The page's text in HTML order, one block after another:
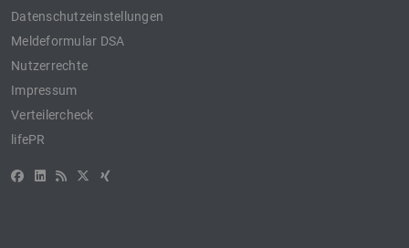
Datenschutzeinstellungen
Meldeformular DSA
Nutzerrechte
Impressum
Verteilercheck
lifePR